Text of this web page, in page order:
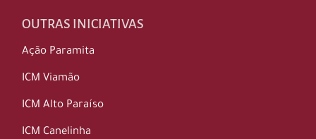
OUTRAS INICIATIVAS
Ação Paramita
ICM Viamão
ICM Alto Paraíso
ICM Canelinha